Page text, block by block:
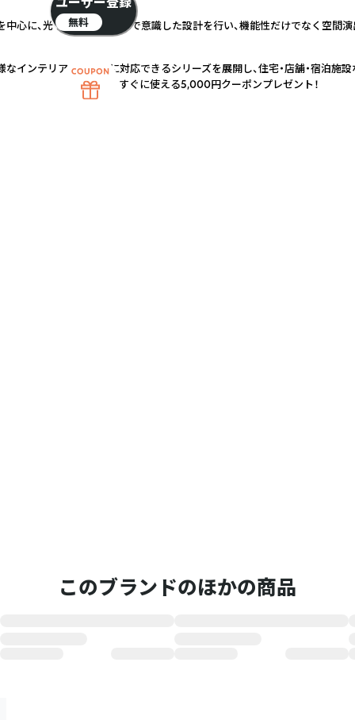
中心に、光や陰影、立体感まで意識した設計を行い、機能性だけでなく空間
なインテリアテイストに対応できるシリーズを展開し、住宅・店舗・宿泊施
このブランドのほかの商品
無料
すぐに使える5,000円クーポンプレゼント！